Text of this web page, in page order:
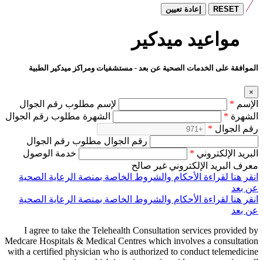
RESET إعادة تعيين
مواعيد ميدكير
الموافقة على الخدمات الصحية عن بعد - مستشفيات ومراكز ميدكير الطبية
×
الإسم *
لإسم مطلوب رقم الجوال
الشهرة *
الشهرة مطلوب رقم الجوال
رقم الجوال *
رقم الجوال مطلوب رقم الجوال
البريد الإلكتروني *
خدمة الوصول
معرف البريد الإلكتروني غير صالح
انقر هنا لقراءة الأحكام والشروط الخاصة بمنصة الرعاية الصحية
عن بعد
انقر هنا لقراءة الأحكام والشروط الخاصة بمنصة الرعاية الصحية
عن بعد
I agree to take the Telehealth Consultation services provided by
Medcare Hospitals & Medical Centres which involves a consultation
with a certified physician who is authorized to conduct telemedicine